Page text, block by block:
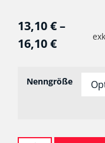
13,10€–
16,10€
Nenngröße